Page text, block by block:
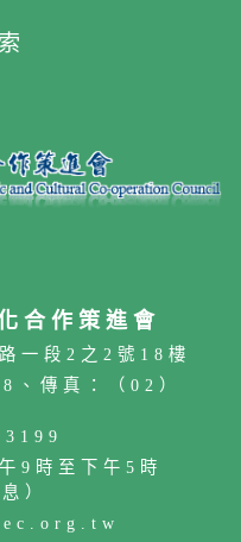
合作策進會
一段2之2號18樓
傳真：（02）
3199
9時至下午5時
）